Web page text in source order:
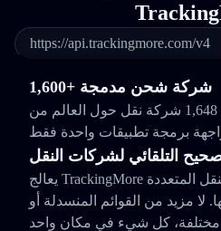
https://api.trackingmore.com/v4
1,600+ شركة شحن مدمجة
تتبع وراقب الطرود من 1,648 شركة نقل حول العالم من
التلقائي لشركات النقل
يعالج TrackingMore مشكلاتك مع شركات النقل المتعددة
لا مزيد من القوائم المنسدلة أو